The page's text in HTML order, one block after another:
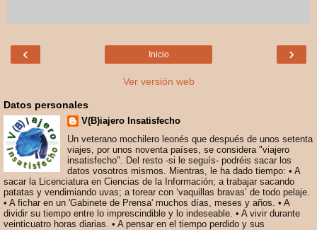
‹ ›
Inicio
Ver versión web
Datos personales
V(B)iajero Insatisfecho
Un veterano mochilero leonés que después de unos setenta
viajes, por unos noventa países, se considera "viajero
insatisfecho". Del resto -si le seguís- podréis sacar los
datos vosotros mismos. Mientras, le ha dado tiempo: • A
sacar la Licenciatura en Ciencias de la Información; a trabajar sacando
patatas y vendimiando uvas; a torear con ‘vaquillas bravas’ de todo pelaje.
• A fichar en un 'Gabinete de Prensa' muchos días, meses y años. • A
dividir su tiempo entre lo imprescindible y lo indeseable. • A vivir durante
veinticuatro horas diarias. • A pensar en el tiempo perdido y sus